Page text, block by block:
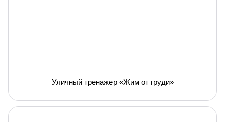
Уличный тренажер «Жим от груди»